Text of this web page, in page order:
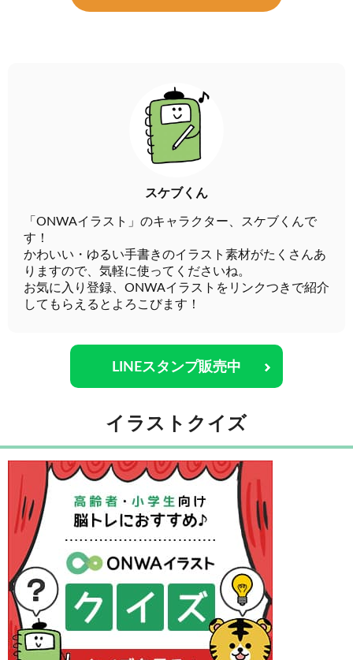
スケブくん
「ONWAイラスト」のキャラクター、スケブくんで
す！
かわいい・ゆるい手書きのイラスト素材がたくさんあ
りますので、気軽に使ってくださいね。
お気に入り登録、ONWAイラストをリンクつきで紹介
してもらえるとよろこびます！
LINEスタンプ販売中
イラストクイズ